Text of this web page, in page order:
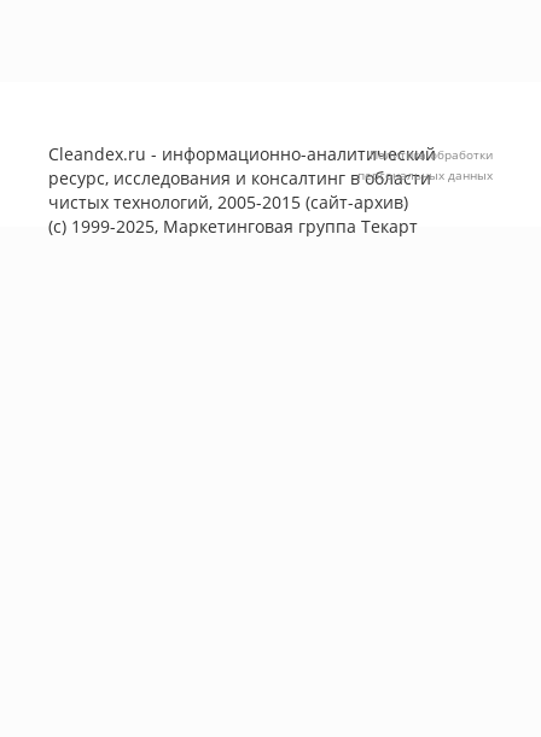
Cleandex.ru - информационно-аналитический
ресурс, исследования и консалтинг в области
чистых технологий, 2005-2015 (сайт-архив)
(с) 1999-2025, Маркетинговая группа Текарт
Политика обработки
персональных данных